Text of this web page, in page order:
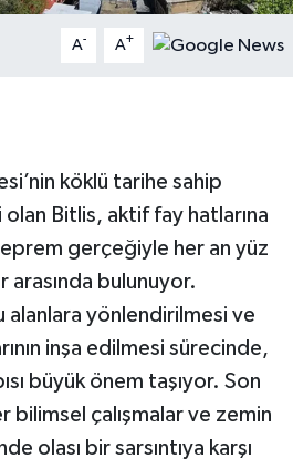
A- A+
köklü tarihe sahip
Bitlis, aktif fay hatlarına
gerçeğiyle her an yüz
arasında bulunuyor.
alanlara yönlendirilmesi ve
inşa edilmesi sürecinde,
büyük önem taşıyor. Son
bilimsel çalışmalar ve zemin
olası bir sarsıntıya karşı